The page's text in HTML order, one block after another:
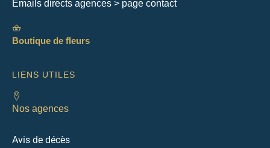
Emails directs agences > page contact
Boutique de fleurs
LIENS UTILES
Nos agences
Avis de décès